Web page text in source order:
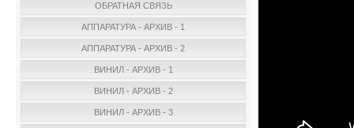
ОБРАТНАЯ СВЯЗЬ
АППАРАТУРА - АРХИВ - 1
АППАРАТУРА - АРХИВ - 2
ВИНИЛ - АРХИВ - 1
ВИНИЛ - АРХИВ - 2
ВИНИЛ - АРХИВ - 3